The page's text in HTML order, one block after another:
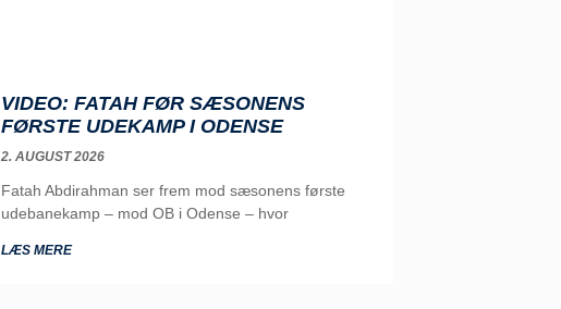
VIDEO: FATAH FØR SÆSONENS
FØRSTE UDEKAMP I ODENSE
2. AUGUST 2026
Fatah Abdirahman ser frem mod sæsonens første
udebanekamp – mod OB i Odense – hvor
LÆS MERE